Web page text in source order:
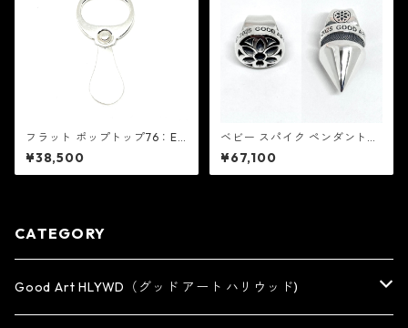
フラット ポップトップ76：ED
F イーディーエフ
¥38,500
ベビー スパイク ペンダント：
Good Art HLYWD グッド ア
ート ハリウッド
¥67,100
CATEGORY
Good Art HLYWD（グッド アート ハリウッド)